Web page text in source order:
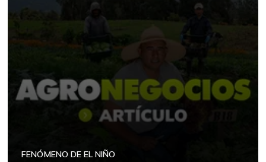
FENÓMENO DE EL NIÑO